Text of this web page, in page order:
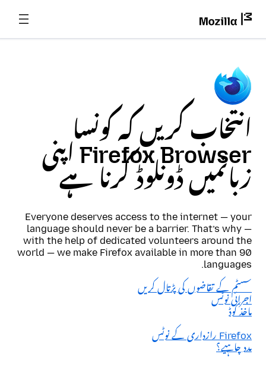
انتخاب کریں کہ کونسا
Firefox Browser اپنی
زبانمیں ڈونلوڈ کرنا ہے
Everyone deserves access to the internet — your
language should never be a barrier. That’s why —
with the help of dedicated volunteers around the
world — we make Firefox available in more than 90
languages.
سسٹم کے تقاضوں کی پڑتال کریں
اجرائی نوٹس
ماخذ کوڈ
Firefox رازداری کے نوٹس
مدد چاہیے؟